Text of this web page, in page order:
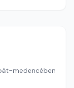
medencében